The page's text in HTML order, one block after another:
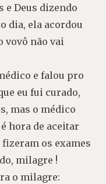
e Deus dizendo
dia, ela acordou
vovô não vai
e falou pro
eu fui curado,
mas o médico
hora de aceitar
os exames
milagre !
o milagre: